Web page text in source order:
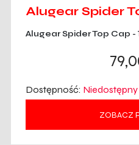
Alugear Spider
Alugear Spider Top Cap -
Dostępność: Niedostępny
ZOBACZ